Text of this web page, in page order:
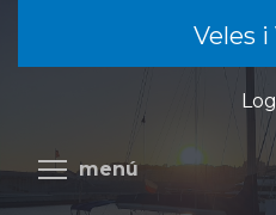
contingut
Veles
menú